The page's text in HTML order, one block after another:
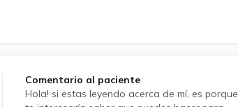
Comentario al paciente
Hola! si estas leyendo acerca de mí, es porque